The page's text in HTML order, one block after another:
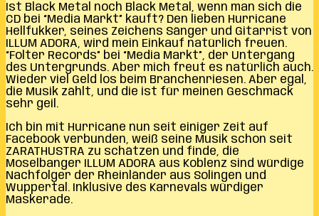
Ist Black Metal noch Black Metal, wenn man sich die
CD bei “Media Markt” kauft? Den lieben Hurricane
Hellfukker, seines Zeichens Sänger und Gitarrist von
ILLUM ADORA, wird mein Einkauf natürlich freuen.
“Folter Records” bei “Media Markt”, der Untergang
des Untergrunds. Aber mich freut es natürlich auch.
Wieder viel Geld los beim Branchenriesen. Aber egal,
die Musik zählt, und die ist für meinen Geschmack
sehr geil.
Ich bin mit Hurricane nun seit einiger Zeit auf
Facebook verbunden, weiß seine Musik schon seit
ZARATHUSTRA zu schätzen und finde, die
Moselbanger ILLUM ADORA aus Koblenz sind würdige
Nachfolger der Rheinländer aus Solingen und
Wuppertal. Inklusive des Karnevals würdiger
Maskerade.